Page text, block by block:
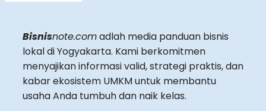
Bisnisnote.comadlah media panduan bisnis
lokal di Yogyakarta. Kami berkomitmen
menyajikan informasi valid, strategi praktis, dan
kabar ekosistem UMKM untuk membantu
usaha Anda tumbuh dan naik kelas.